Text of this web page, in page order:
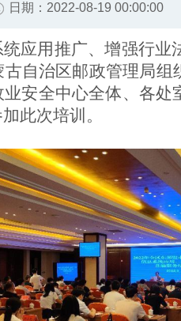
日期：2022-08-19 00:00:00
统应用推广、增强行
自治区邮政管理局组
安全中心全体、各处
此次培训。